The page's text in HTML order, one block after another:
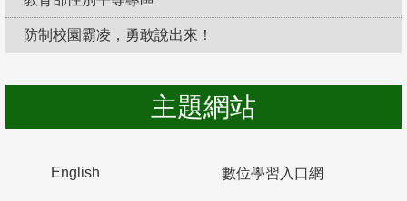
防制校園霸凌，勇敢說出來！
主題網站
English 數位學習入口網